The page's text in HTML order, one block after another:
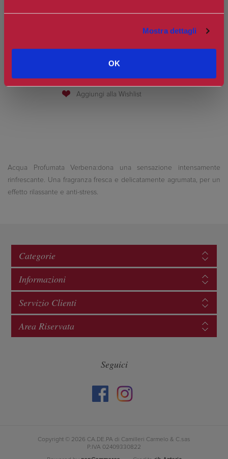
Mostra dettagli
OK
Spedizione in Italia gratuita se il carrello supera i 60€
Acqua Profumata Verbena:dona una sensazione intensamente
rinfrescante. Una fragranza fresca e delicatamente agrumata, per un
effetto rilassante e anti-stress.
Categorie
Informazioni
Servizio Clienti
Area Riservata
Seguici
Copyright © 2026 CA.DE.PA di Camilleri Carmelo & C.sas
P.IVA 02409330822